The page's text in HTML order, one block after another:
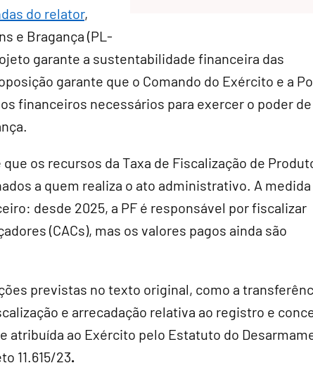
do relator,
e Bragança (PL-
garante a sustentabilidade financeira das
garante que o Comando do Exército e a
financeiros necessários para exercer o poder de
os recursos da Taxa de Fiscalização de
a quem realiza o ato administrativo. A medida
desde 2025, a PF é responsável por fiscalizar
(CACs), mas os valores pagos ainda são
previstas no texto original, como a
e arrecadação relativa ao registro e
atribuída ao Exército pelo Estatuto do
11.615/23.